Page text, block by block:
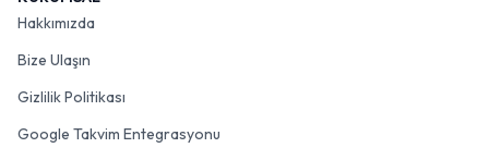
Hakkımızda
Bize Ulaşın
Gizlilik Politikası
Google Takvim Entegrasyonu